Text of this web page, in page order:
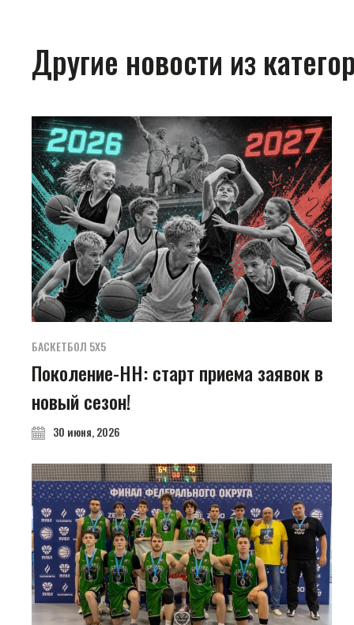
Другие новости из
БАСКЕТБОЛ 5Х5
Поколение-НН: старт приема заявок в
новый сезон!
30 июня, 2026